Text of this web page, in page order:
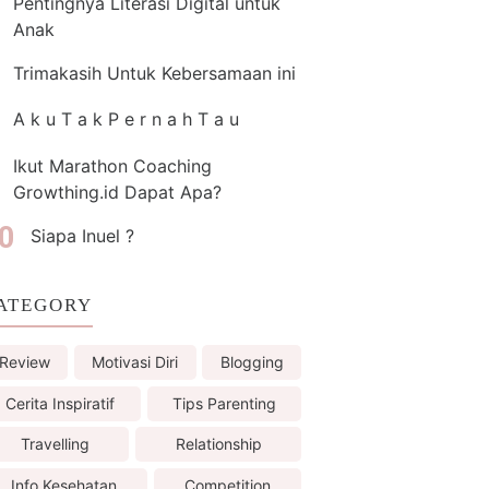
Anak
Trimakasih Untuk Kebersamaan ini
A k u T a k P e r n a h T a u
Ikut Marathon Coaching
Growthing.id Dapat Apa?
Siapa Inuel ?
Motivasi Diri Blogging
Cerita Inspiratif Tips Parenting
Travelling Relationship
Info Kesehatan Competition